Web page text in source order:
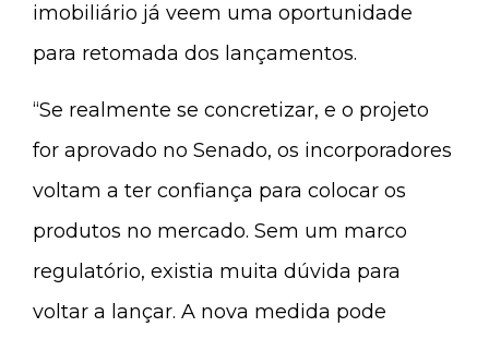
imobiliário já veem uma oportunidade
para retomada dos lançamentos.
“Se realmente se concretizar, e o projeto
for aprovado no Senado, os incorporadores
voltam a ter confiança para colocar os
produtos no mercado. Sem um marco
regulatório, existia muita dúvida para
voltar a lançar. A nova medida pode